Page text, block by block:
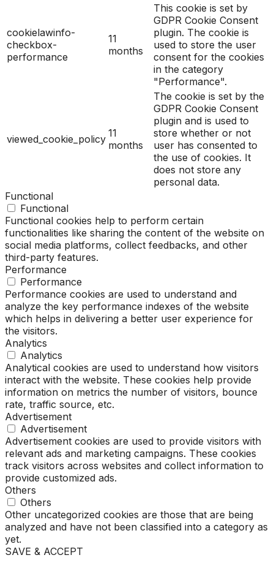
cookielawinfo-
checkbox-
performance
11
months
This cookie is set by
GDPR Cookie Consent
plugin. The cookie is
used to store the user
consent for the cookies
in the category
"Performance".
viewed_cookie_policy 11
months
The cookie is set by the
GDPR Cookie Consent
plugin and is used to
store whether or not
user has consented to
the use of cookies. It
does not store any
personal data.
Functional
Functional
Functional cookies help to perform certain
functionalities like sharing the content of the website on
social media platforms, collect feedbacks, and other
third-party features.
Performance
Performance
Performance cookies are used to understand and
analyze the key performance indexes of the website
which helps in delivering a better user experience for
the visitors.
Analytics
Analytics
Analytical cookies are used to understand how visitors
interact with the website. These cookies help provide
information on metrics the number of visitors, bounce
rate, traffic source, etc.
Advertisement
Advertisement
Advertisement cookies are used to provide visitors with
relevant ads and marketing campaigns. These cookies
track visitors across websites and collect information to
provide customized ads.
Others
Others
Other uncategorized cookies are those that are being
analyzed and have not been classified into a category as
yet.
SAVE & ACCEPT